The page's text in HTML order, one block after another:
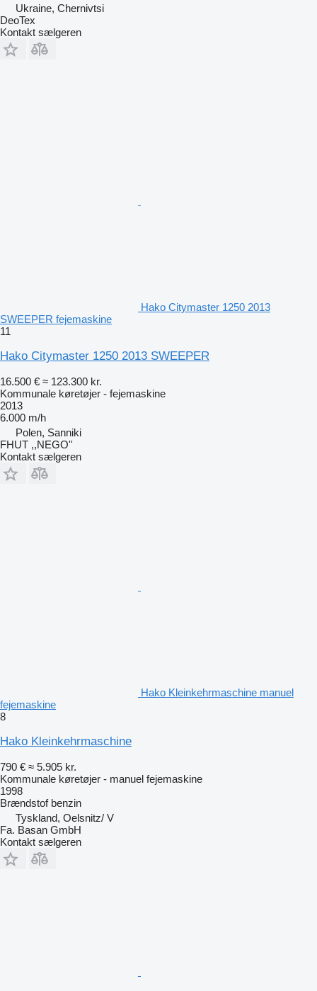
Ukraine, Chernivtsi
DeoTex
Kontakt sælgeren
Hako Citymaster 1250 2013
SWEEPER fejemaskine
11
Hako Citymaster 1250 2013 SWEEPER
16.500 € ≈ 123.300 kr.
Kommunale køretøjer - fejemaskine
2013
6.000 m/h
Polen, Sanniki
FHUT ,,NEGO''
Kontakt sælgeren
Hako Kleinkehrmaschine manuel
fejemaskine
8
Hako Kleinkehrmaschine
790 € ≈ 5.905 kr.
Kommunale køretøjer - manuel fejemaskine
1998
Brændstof benzin
Tyskland, Oelsnitz/ V
Fa. Basan GmbH
Kontakt sælgeren